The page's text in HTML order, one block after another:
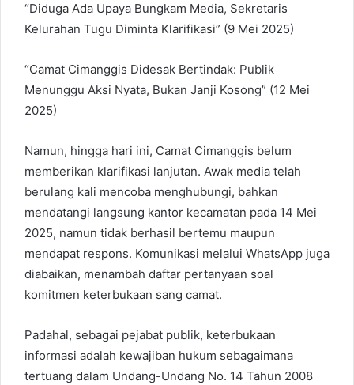
“Diduga Ada Upaya Bungkam Media, Sekretaris
Kelurahan Tugu Diminta Klarifikasi” (9 Mei 2025)
“Camat Cimanggis Didesak Bertindak: Publik
Menunggu Aksi Nyata, Bukan Janji Kosong” (12 Mei
2025)
Namun, hingga hari ini, Camat Cimanggis belum
memberikan klarifikasi lanjutan. Awak media telah
berulang kali mencoba menghubungi, bahkan
mendatangi langsung kantor kecamatan pada 14 Mei
2025, namun tidak berhasil bertemu maupun
mendapat respons. Komunikasi melalui WhatsApp juga
diabaikan, menambah daftar pertanyaan soal
komitmen keterbukaan sang camat.
Padahal, sebagai pejabat publik, keterbukaan
informasi adalah kewajiban hukum sebagaimana
tertuang dalam Undang-Undang No. 14 Tahun 2008